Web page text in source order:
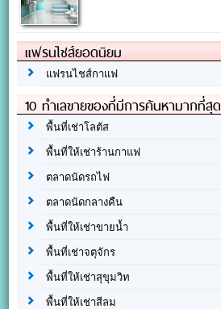
แฟรนไชส์ยอดนิยม
แฟรนไชส์กาแฟ
10 ทำเลขายของที่มีการค้นหามากที่สุด
พื้นที่เช่าโลตัส
พื้นที่ให้เช่าร้านกาแฟ
ตลาดนัดรถไฟ
ตลาดนัดกลางคืน
พื้นที่ให้เช่าขายน้ำ
พื้นที่เช่าจตุจักร
พื้นที่ให้เช่าสุขุมวิท
พื้นที่ให้เช่าสีลม